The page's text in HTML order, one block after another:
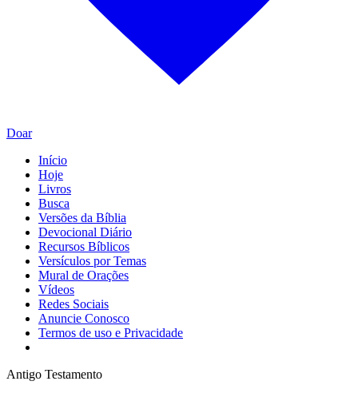
Doar
Início
Hoje
Livros
Busca
Versões da Bíblia
Devocional Diário
Recursos Bíblicos
Versículos por Temas
Mural de Orações
Vídeos
Redes Sociais
Anuncie Conosco
Termos de uso e Privacidade
Antigo Testamento